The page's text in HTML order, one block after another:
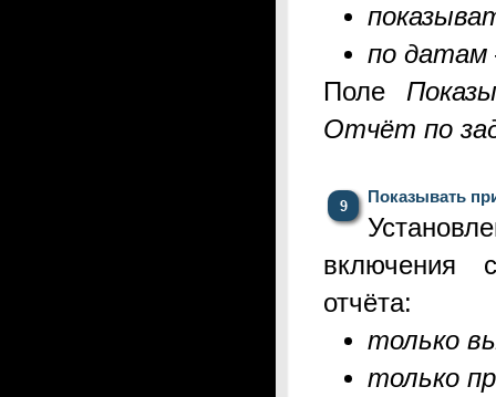
по датам
Поле
Отчёт по
Показывать
включения
отчёта:
только
только